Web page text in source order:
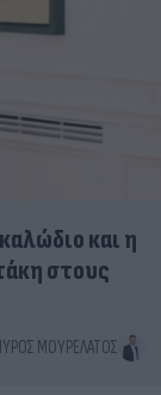
και η
στους
ΜΟΥΡΕΛΆΤΟΣ